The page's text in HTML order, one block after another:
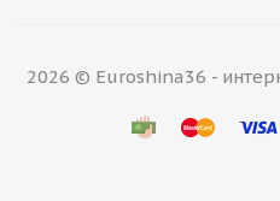
2026 © Euroshina36 -